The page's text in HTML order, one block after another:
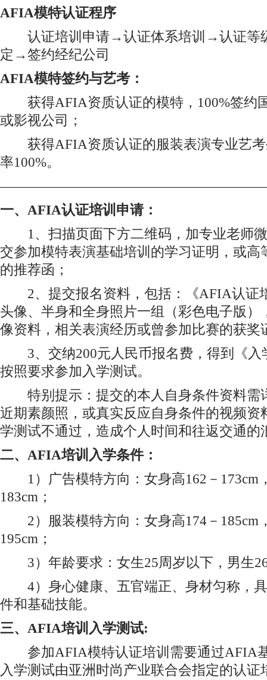
AFIA模特认证程序
认证培训申请→认证体系培训→认证等
定→签约经纪公司
AFIA模特签约与艺考：
获得AFIA资质认证的模特，100%签约
或影视公司；
获得AFIA资质认证的服装表演专业艺考
率100%。
一、AFIA认证培训申请：
1、扫描页面下方二维码，加专业老师微
交参加模特表演基础培训的学习证明，或高
的推荐函；
2、提交报名资料，包括：《AFIA认证
头像、半身和全身照片一组（彩色电子版）
像资料，相关表演经历或曾参加比赛的获奖
3、交纳200元人民币报名费，得到《入
按照要求参加入学测试。
特别提示：提交的本人自身条件资料需
近期素颜照，或真实反应自身条件的视频资
学测试不通过，造成个人时间和往返交通的
二、AFIA培训入学条件：
1）广告模特方向：女身高162－173cm
183cm；
2）服装模特方向：女身高174－185cm
195cm；
3）年龄要求：女生25周岁以下，男生
4）身心健康、五官端正、身材匀称，具
件和基础技能。
三、AFIA培训入学测试:
参加AFIA模特认证培训需要通过AFIA
入学测试由亚洲时尚产业联合会指定的认证